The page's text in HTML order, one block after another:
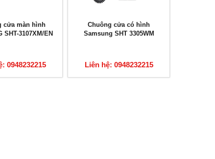
cửa màn hình
SHT-3107XM/EN
0948232215
Chuông cửa có hình
Samsung SHT 3305WM
Liên hệ: 0948232215